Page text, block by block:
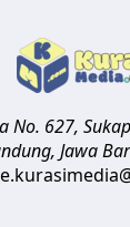
No. 627,
, Jawa